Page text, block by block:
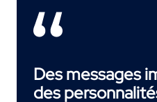
Des messages
des